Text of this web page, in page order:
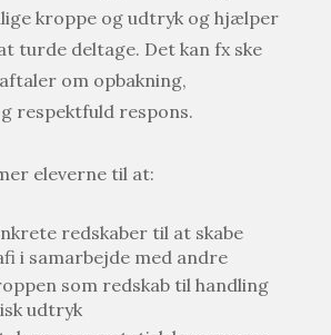
kroppe og udtryk og hjælper
turde deltage. Det kan fx ske
om opbakning,
respektfuld respons.
eleverne til at:
redskaber til at skabe
i samarbejde med andre
som redskab til handling
udtryk